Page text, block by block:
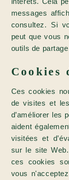
messages
consultez. Si
peut que vous
outils de
Cookies
Ces cookies
de visites et
d’améliorer les
aident
visitées et
sur le site
ces cookies
vous